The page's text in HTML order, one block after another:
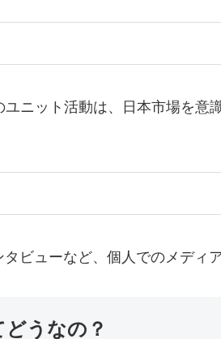
ニット活動は、日本市場を
ビューなど、個人でのメディ
うなの？